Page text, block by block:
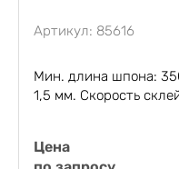
Артикул: 85616
Мин. длина шпона:
1,5 мм. Скорость
Станок для
VeneerPlus G1
Цена